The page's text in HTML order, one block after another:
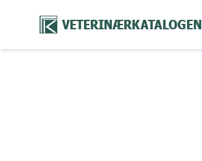
VETERINÆRKATALOGEN